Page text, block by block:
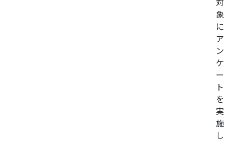
対
象
に
ア
ン
ケ
ー
ト
を
実
施
し